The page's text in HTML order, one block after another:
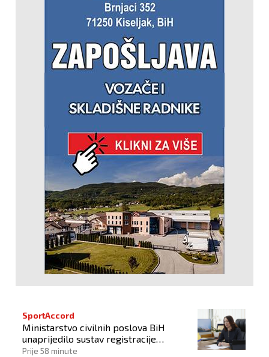
SportAccord
Ministarstvo civilnih poslova BiH
unaprijedilo sustav registracije
sportskih organizacija
Prije 58 minute